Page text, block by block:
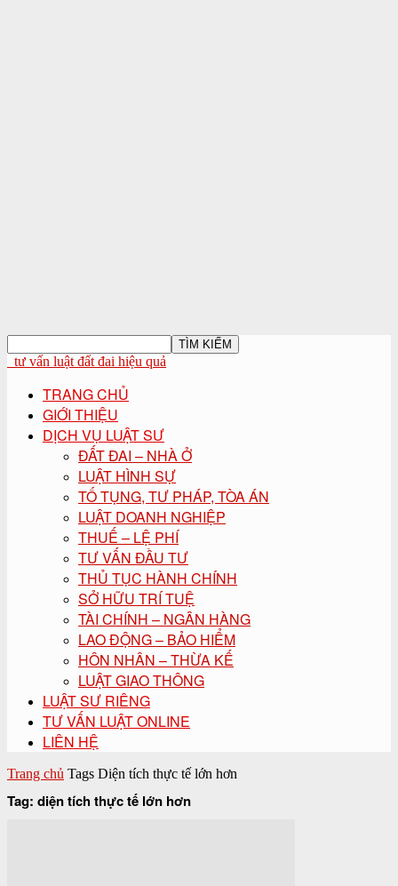
tư vấn luật đất đai hiệu quả
TRANG CHỦ
GIỚI THIỆU
DỊCH VỤ LUẬT SƯ
ĐẤT ĐAI – NHÀ Ở
LUẬT HÌNH SỰ
TỐ TỤNG, TƯ PHÁP, TÒA ÁN
LUẬT DOANH NGHIỆP
THUẾ – LỆ PHÍ
TƯ VẤN ĐẦU TƯ
THỦ TỤC HÀNH CHÍNH
SỞ HỮU TRÍ TUỆ
TÀI CHÍNH – NGÂN HÀNG
LAO ĐỘNG – BẢO HIỂM
HÔN NHÂN – THỪA KẾ
LUẬT GIAO THÔNG
LUẬT SƯ RIÊNG
TƯ VẤN LUẬT ONLINE
LIÊN HỆ
Trang chủ Tags Diện tích thực tế lớn hơn
Tag: diện tích thực tế lớn hơn